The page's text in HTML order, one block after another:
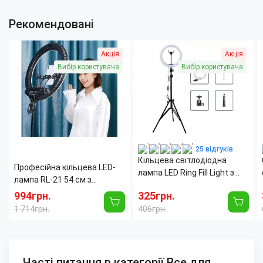
Рекомендовані
Акція
Вибір користувача
Професійна кільцева LED-
лампа RL-21 54 см з
пультом і тримачами 70 W
994грн.
1 714грн.
Акція
Вибір користувача
25 відгуків
Кільцева світлодіодна
лампа LED Ring Fill Light з
діаметр 26 см, 5500 К
325грн.
406грн.